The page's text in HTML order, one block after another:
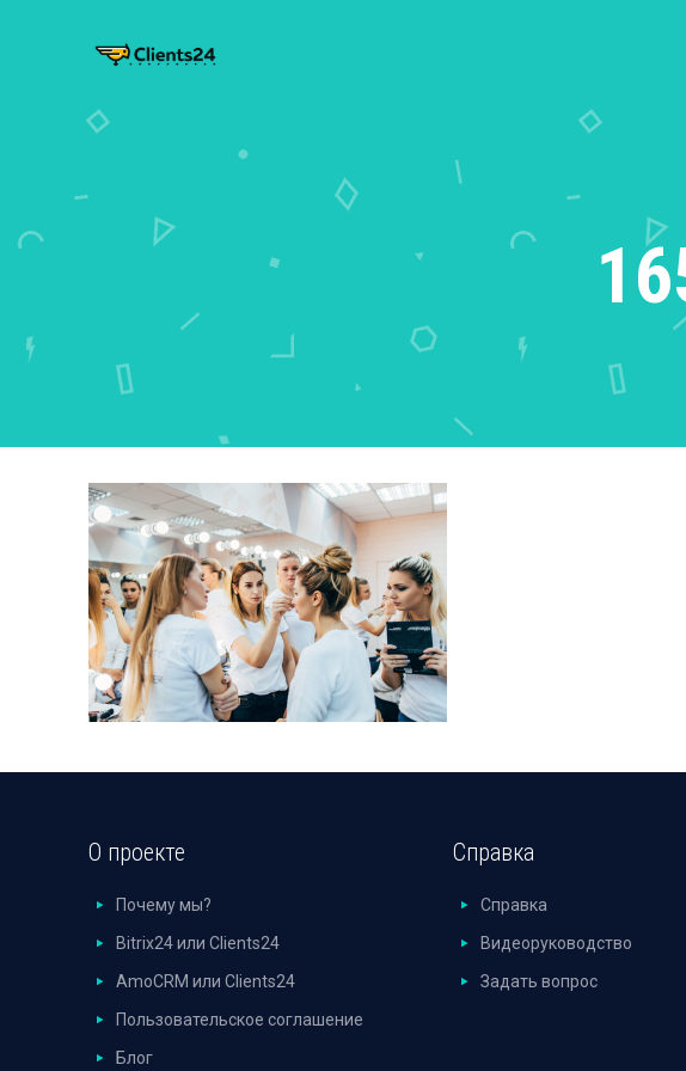
О проекте
Почему мы?
Bitrix24 или Clients24
AmoCRM или Clients24
Пользовательское соглашение
Блог
Справка
Справка
Видеоруководство
Задать вопрос